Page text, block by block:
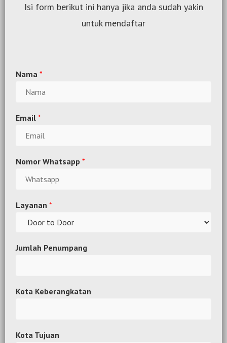
Isi form berikut ini hanya jika anda sudah yakin
untuk mendaftar
Nama *
Email *
Nomor Whatsapp *
Layanan *
Jumlah Penumpang
Kota Keberangkatan
Kota Tujuan